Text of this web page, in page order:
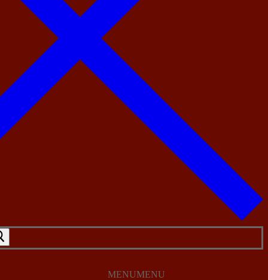
MENUMENU